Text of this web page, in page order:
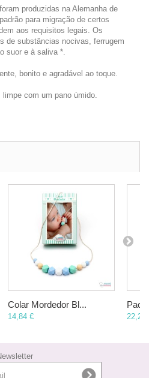
produzidas na Alemanha de
para migração de certos
aos requisitos legais. Os
de substâncias nocivas, ferrugem
suor e à saliva *.
bonito e agradável ao toque.
com um pano úmido.
Colar Mordedor Bl...
14,84 € 22,27